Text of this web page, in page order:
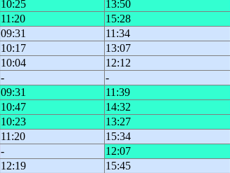
10:25 13:50
11:20 15:28
09:31 11:34
10:17 13:07
10:04 12:12
- -
09:31 11:39
10:47 14:32
10:23 13:27
11:20 15:34
- 12:07
12:19 15:45